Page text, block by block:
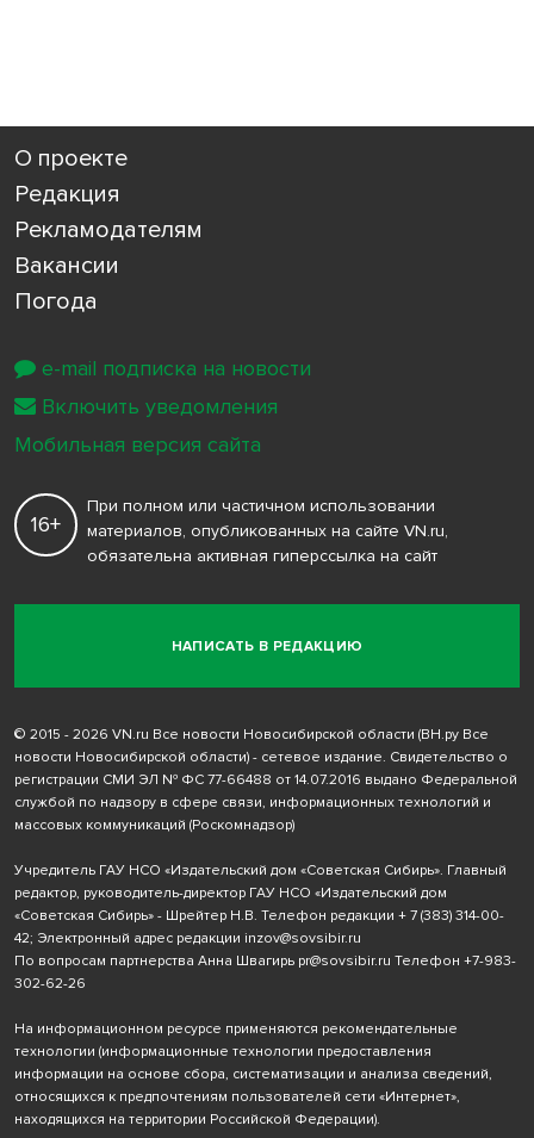
О проекте
Редакция
Рекламодателям
Вакансии
Погода
НАПИСАТЬ В РЕДАКЦИЮ
16+
При полном или частичном использовании
материалов, опубликованных на сайте VN.ru,
обязательна активная гиперссылка на сайт
© 2015 - 2026 VN.ru Все новости Новосибирской области (ВН.ру Все
новости Новосибирской области) - сетевое издание. Свидетельство о
регистрации СМИ ЭЛ № ФС 77-66488 от 14.07.2016 выдано Федеральной
службой по надзору в сфере связи, информационных технологий и
массовых коммуникаций (Роскомнадзор)
Учредитель ГАУ НСО «Издательский дом «Советская Сибирь». Главный
редактор, руководитель-директор ГАУ НСО «Издательский дом
«Советская Сибирь» - Шрейтер Н.В. Телефон редакции + 7 (383) 314-00-
42; Электронный адрес редакции inzov@sovsibir.ru
По вопросам партнерства Анна Швагирь pr@sovsibir.ru Телефон +7-983-
302-62-26
На информационном ресурсе применяются рекомендательные
технологии (информационные технологии предоставления
информации на основе сбора, систематизации и анализа сведений,
относящихся к предпочтениям пользователей сети «Интернет»,
находящихся на территории Российской Федерации).
e-mail подписка на новости
Включить уведомления
Мобильная версия сайта